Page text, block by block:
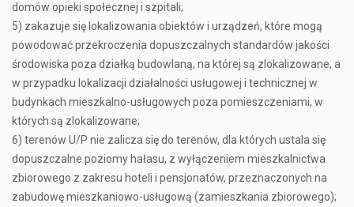
domów opieki społecznej i szpitali;
5) zakazuje się lokalizowania obiektów i urządzeń, które mogą
powodować przekroczenia dopuszczalnych standardów jakości
środowiska poza działką budowlaną, na której są zlokalizowane, a
w przypadku lokalizacji działalności usługowej i technicznej w
budynkach mieszkalno-usługowych poza pomieszczeniami, w
których są zlokalizowane;
6) terenów U/P nie zalicza się do terenów, dla których ustala się
dopuszczalne poziomy hałasu, z wyłączeniem mieszkalnictwa
zbiorowego z zakresu hoteli i pensjonatów, przeznaczonych na
zabudowę mieszkaniowo-usługową (zamieszkania zbiorowego);